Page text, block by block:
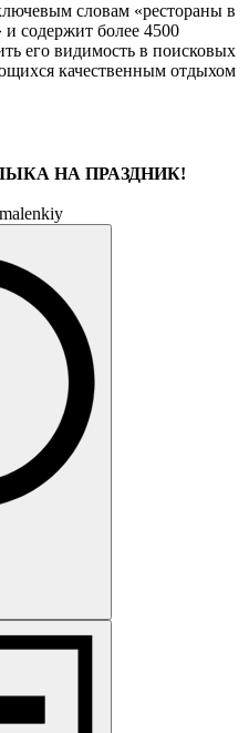
словам «рестораны в
содержит более 4500
его видимость в поисковых
качественным отдыхом
НА ПРАЗДНИК!